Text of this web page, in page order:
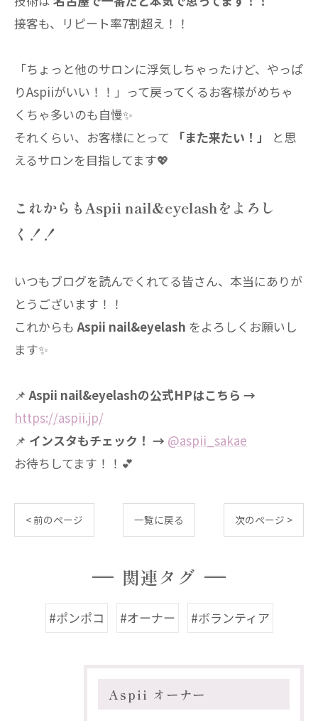
接客も、リピート率7割超え！！
「ちょっと他のサロンに浮気しちゃったけど、やっぱ
りAspiiがいい！！」って戻ってくるお客様がめちゃ
くちゃ多いのも自慢✨
それくらい、お客様にとって
「また来たい！」
と思
えるサロンを目指してます💖
これからもAspii nail&eyelashをよろし
く！！
いつもブログを読んでくれてる皆さん、本当にありが
とうございます！！
これからもAspii nail&eyelash をよろしくお願いし
ます✨
📌Aspii nail&eyelashの公式HPはこちら →
https://aspii.jp/
📌 インスタもチェック！ → @aspii_sakae
お待ちしてます！！💕
< 前のページ 一覧に戻る 次のページ >
関連タグ
#ポンポコ #オーナー #ボランティア
Aspii オーナー